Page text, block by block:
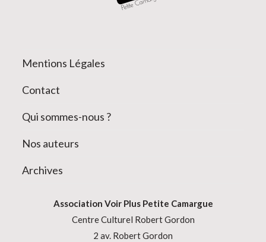
Mentions Légales
Contact
Qui sommes-nous ?
Nos auteurs
Archives
Association Voir Plus Petite Camargue
Centre Culturel Robert Gordon
2 av. Robert Gordon